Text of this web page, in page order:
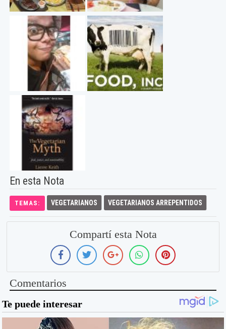
En esta Nota
TEMAS: VEGETARIANOS VEGETARIANOS ARREPENTIDOS
Compartí esta Nota
Comentarios